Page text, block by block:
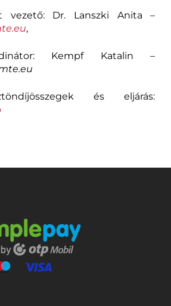
vezető: Dr. Lanszki Anita –
,
Kempf Katalin –
és eljárás: